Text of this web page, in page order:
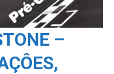
–